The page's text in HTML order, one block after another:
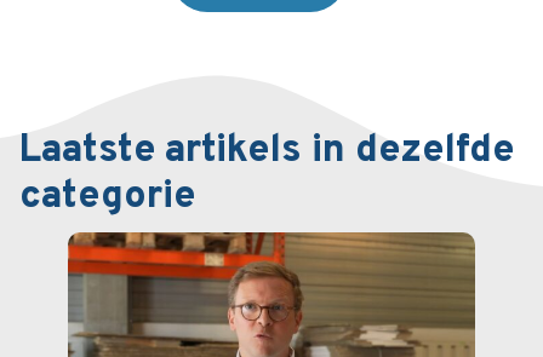
Laatste artikels in dezelfde
categorie